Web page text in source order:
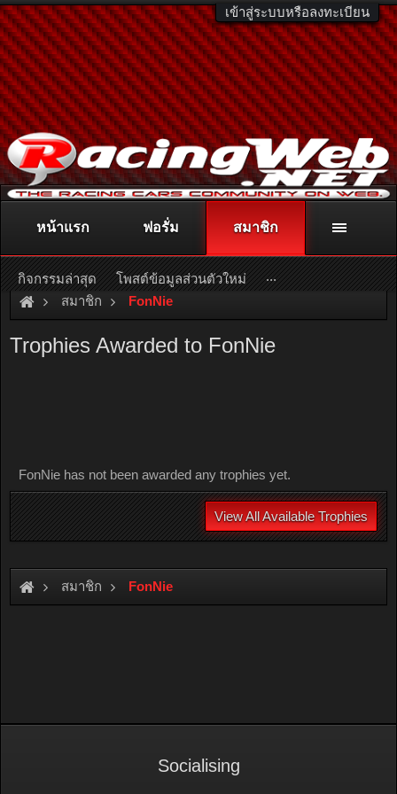
เข้าสู่ระบบหรือลงทะเบียน
ติดต่อลงโฆษณา racingweb@gmail.comหรือโทร. 081-811-1138
หรืออ่านรายละเอียดเพิ่มเติม คลิกที่นี่
สมาชิก FonNie
Trophies Awarded to FonNie
FonNie has not been awarded any trophies yet.
View All Available Trophies
สมาชิก FonNie
หน้าแรก ฟอรั่ม สมาชิก
กิจกรรมล่าสุด โพสต์ข้อมูลส่วนตัวใหม่ ...
Socialising